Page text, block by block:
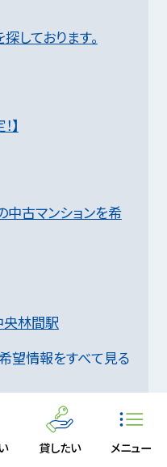
貸したい メニュー
しております。
】
中古マンションを希
央林間駅
望情報をすべて見る
大野